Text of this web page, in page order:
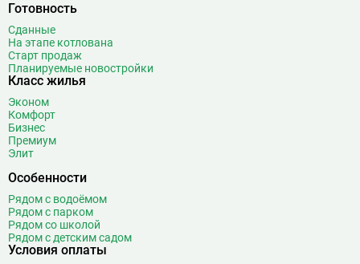
Готовность
Сданные
На этапе котлована
Старт продаж
Планируемые новостройки
Класс жилья
Эконом
Комфорт
Бизнес
Премиум
Элит
Особенности
Рядом с водоёмом
Рядом с парком
Рядом со школой
Рядом с детским садом
Условия оплаты